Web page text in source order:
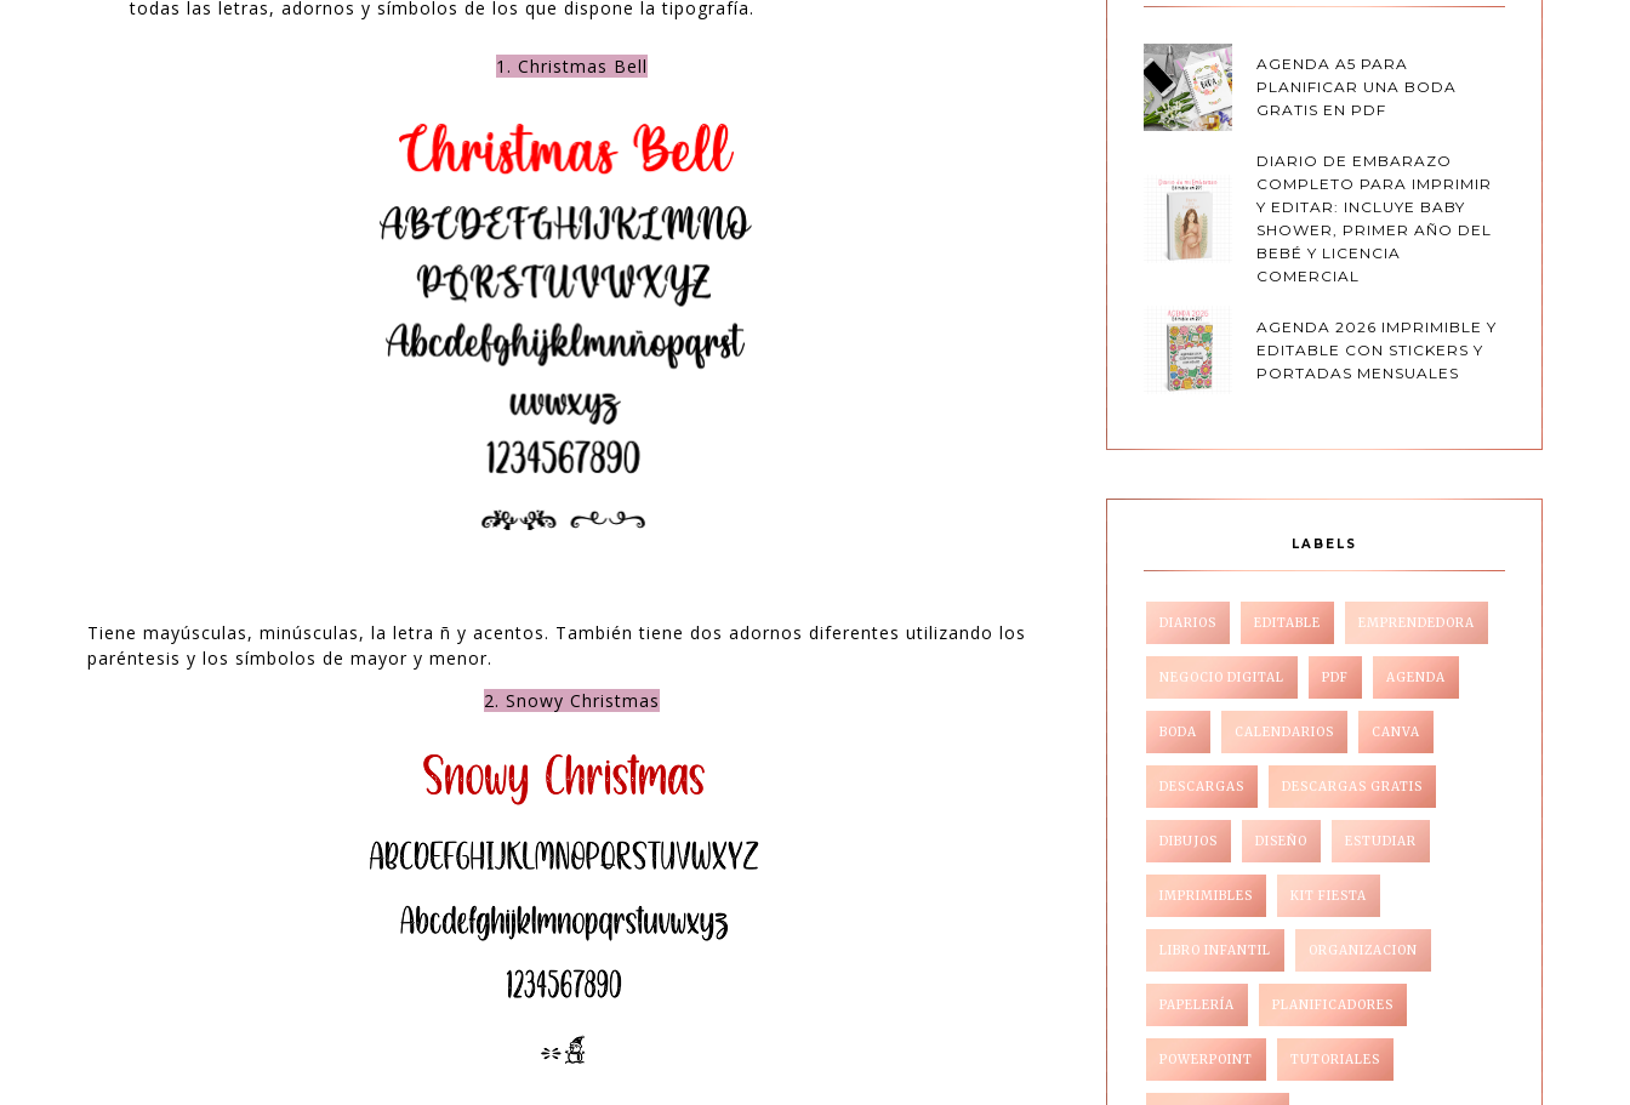
todas las letras, adornos y símbolos de los que dispone la tipografía.
1. Christmas Bell
Tiene mayúsculas, minúsculas, la letra ñ y acentos. También tiene dos adornos diferentes utilizando los
paréntesis y los símbolos de mayor y menor.
2. Snowy Christmas
AGENDA A5 PARA
PLANIFICAR UNA BODA
GRATIS EN PDF
DIARIO DE EMBARAZO
COMPLETO PARA IMPRIMIR
Y EDITAR: INCLUYE BABY
SHOWER, PRIMER AÑO DEL
BEBÉ Y LICENCIA
COMERCIAL
AGENDA 2026 IMPRIMIBLE Y
EDITABLE CON STICKERS Y
PORTADAS MENSUALES
LABELS
DIARIOS EDITABLE EMPRENDEDORA
NEGOCIO DIGITAL PDF AGENDA
BODA CALENDARIOS CANVA
DESCARGAS DESCARGAS GRATIS
DIBUJOS DISEÑO ESTUDIAR
IMPRIMIBLES KIT FIESTA
LIBRO INFANTIL ORGANIZACION
PAPELERÍA PLANIFICADORES
POWERPOINT TUTORIALES